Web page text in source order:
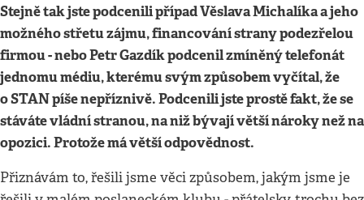
Stejně tak jste podcenili případ Věslava Michalíka a jeho
možného střetu zájmu, financování strany podezřelou
firmou - nebo Petr Gazdík podcenil zmíněný telefonát
jednomu médiu, kterému svým způsobem vyčítal, že
o STAN píše nepříznivě. Podcenili jste prostě fakt, že se
stáváte vládní stranou, na niž bývají větší nároky než na
opozici. Protože má větší odpovědnost.
Přiznávám to, řešili jsme věci způsobem, jakým jsme je